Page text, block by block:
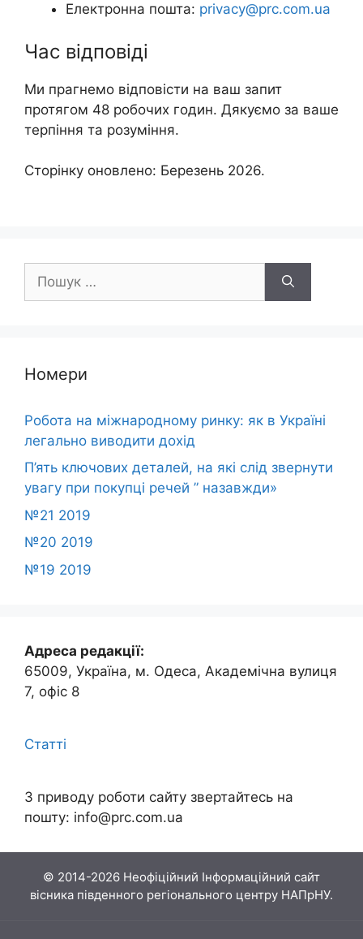
Електронна пошта: privacy@prc.com.ua
Час відповіді
Ми прагнемо відповісти на ваш запит
протягом 48 робочих годин. Дякуємо за ваше
терпіння та розуміння.
Сторінку оновлено: Березень 2026.
Номери
Робота на міжнародному ринку: як в Україні
легально виводити дохід
П’ять ключових деталей, на які слід звернути
увагу при покупці речей ” назавжди»
№21 2019
№20 2019
№19 2019
Адреса редакції:
65009, Україна, м. Одеса, Академічна вулиця
7, офіс 8
Статті
З приводу роботи сайту звертайтесь на
пошту: info@prc.com.ua
© 2014-2026 Неофіційний Інформаційний сайт
вісника південного регіонального центру НАПрНУ.